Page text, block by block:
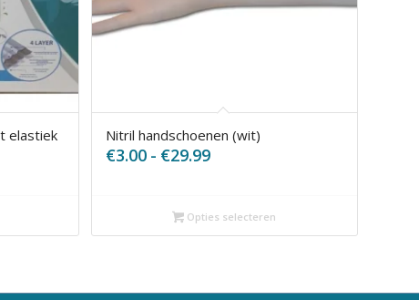
elastiek
Nitril handschoenen (wit)
€3.00 - €29.99Prijsklasse:
€29.99
Opties selecteren